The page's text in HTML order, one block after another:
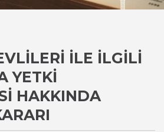
ILE İLGILI
YETKI
HAKKINDA